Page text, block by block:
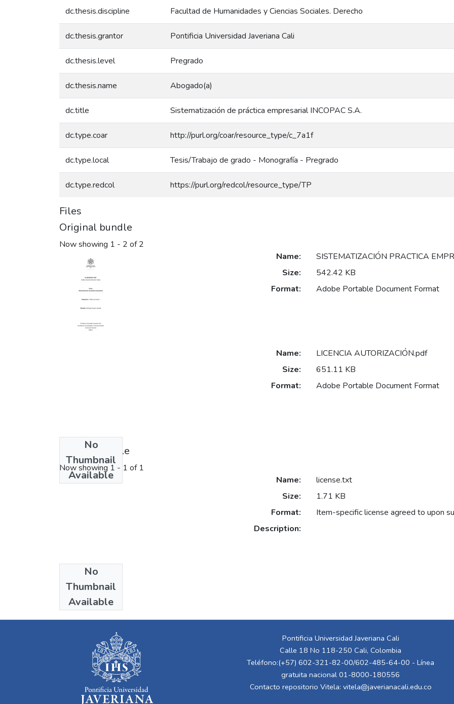
dc.thesis.discipline Facultad de Humanidades y Ciencias Sociales. Derecho
dc.thesis.grantor Pontificia Universidad Javeriana Cali
dc.thesis.level Pregrado
dc.thesis.name Abogado(a)
dc.title Sistematización de práctica empresarial INCOPAC S.A.
dc.type.coar http://purl.org/coar/resource_type/c_7a1f
dc.type.local Tesis/Trabajo de grado - Monografía - Pregrado
dc.type.redcol https://purl.org/redcol/resource_type/TP
Files
Original bundle
Now showing 1 - 2 of 2
Name:
SISTEMATIZACIÓN PRACTICA
Size:
542.42 KB
Format:
Adobe Portable Document Format
No
Thumbnail
Available
Name:
LICENCIA AUTORIZACIÓN.pdf
Size:
651.11 KB
Format:
Adobe Portable Document Format
License bundle
Now showing 1 - 1 of 1
No
Thumbnail
Available
Name:
license.txt
Size:
1.71 KB
Format:
Item-specific license agreed to upon
Description:
Collections
Derecho
Pontificia Universidad Javeriana Cali
Calle 18 No 118-250 Cali, Colombia
Teléfono:(+57) 602-321-82-00/602-485-64-00 - Línea
gratuita nacional 01-8000-180556
Contacto repositorio Vitela: vitela@javerianacali.edu.co